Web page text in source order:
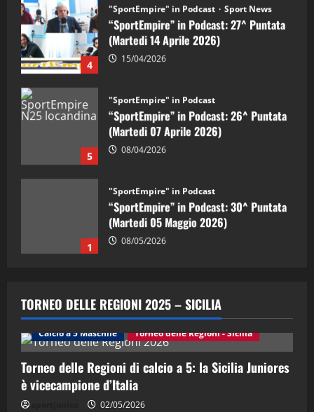
4
"SportEmpire" in Podcast Sport News
“SportEmpire” in Podcast: 27^ Puntata
(Martedi 14 Aprile 2026)
15/04/2026
5
"SportEmpire" in Podcast
“SportEmpire” in Podcast: 26^ Puntata
(Martedi 07 Aprile 2026)
08/04/2026
1
"SportEmpire" in Podcast
“SportEmpire” in Podcast: 30^ Puntata
(Martedi 05 Maggio 2026)
08/05/2026
2
“SportEmpire” in Podcast: 29^ Puntata
(Martedi 28 Aprile 2026)
"SportEmpire" in Podcast
“SportEmpire” in Podcast: 28^ Puntata
(Martedi 21 Aprile 2026)
TORNEO DELLE REGIONI 2025 – SICILIA
Calcio a 5 Maschile Torneo delle Regioni - Sicilia
Torneo delle Regioni di calcio a 5: la Sicilia Juniores
è vicecampione d’Italia
02/05/2026